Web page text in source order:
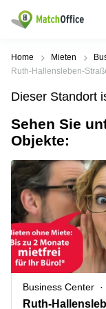
Mieten / Vermieten
Produktseiten
Büro
mieten
center
Coworking
Space
Seminarraum
Virtuelles
Büro
Beliebte
Städte
Büro
mieten
Geschäftsadresse
Hamburg
Geschäftsadresse
mieten
Düsseldorf
Geschäftsadresse
Stuttgart
Büro
Beliebte
Suchanfragen
Regus
Dortmund
Ruhrallee
9
Dortmund
Office Club
Ballindamm
3
Rahel-
Hirsch-
Straße
Hilfe
Über uns
Büro vermieten
Preis
Log-in
Home Mieten
Ruth-Hallensleben-
Dieser Standort
Sehen Sie
Objekte:
Business Center
Ruth-